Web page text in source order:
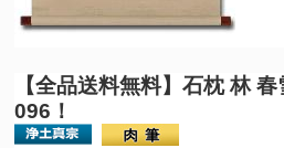
【全品送料無料】石枕 林 春
096！